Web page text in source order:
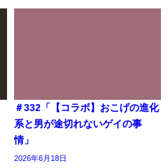
＃332「【コラボ】おこげの進化
系と男が途切れないゲイの事
情」
2026年6月18日